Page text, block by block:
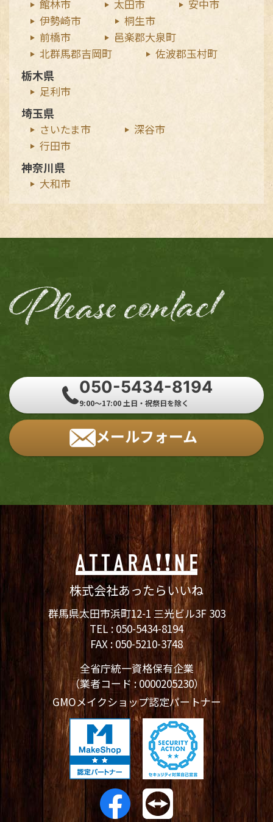
館林市 太田市
安中市
伊勢崎市
桐生市
前橋市
邑楽郡大泉町
北群馬郡吉岡町
佐波郡玉村町
栃木県
足利市
埼玉県
さいたま市
深谷市
行田市
神奈川県
大和市
050-5434-8194
9:00～17:00 土日・祝祭日を除く
メールフォーム
株式会社あったらいいね
群馬県太田市浜町12-1 三光ビル3F 303
TEL : 050-5434-8194
FAX : 050-5210-3748
全省庁統一資格保有企業
（業者コード : 0000205230）
GMOメイクショップ認定パートナー